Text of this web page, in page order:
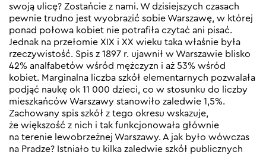
swoją ulicę? Zostańcie z nami. W dzisiejszych czasach
pewnie trudno jest wyobrazić sobie Warszawę, w której
ponad połowa kobiet nie potrafiła czytać ani pisać.
Jednak na przełomie XIX i XX wieku taka właśnie była
rzeczywistość. Spis z 1897 r. ujawnił w Warszawie blisko
42% analfabetów wśród mężczyzn i aż 53% wśród
kobiet. Marginalna liczba szkół elementarnych pozwalała
podjąć naukę ok 11 000 dzieci, co w stosunku do liczby
mieszkańców Warszawy stanowiło zaledwie 1,5%.
Zachowany spis szkół z tego okresu wskazuje,
że większość z nich i tak funkcjonowała głównie
na terenie lewobrzeżnej Warszawy. A jak było wówczas
na Pradze? Istniało tu kilka zaledwie szkół publicznych